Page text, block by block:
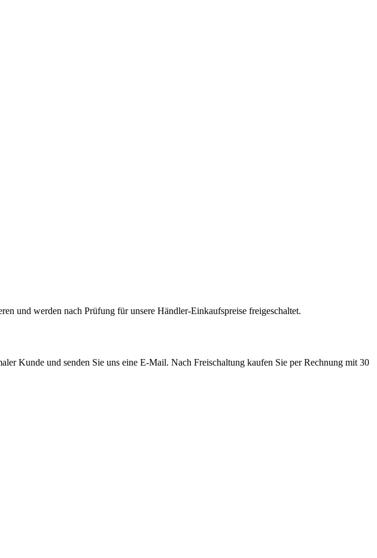
und werden nach Prüfung für unsere Händler-Einkaufspreise freigeschaltet.
Kunde und senden Sie uns eine E-Mail. Nach Freischaltung kaufen Sie per Rechnung mit 30